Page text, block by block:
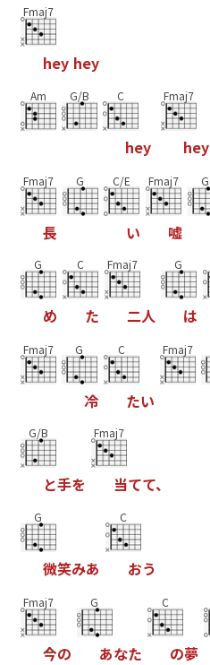
Fmaj7
hey hey
Am G/B C
hey
Fmaj7
hey
Fmaj7
長
G C/E
い
Fmaj7
嘘
G
G
め
C
た
Fmaj7
二人
G
は
Fmaj7 G
冷
C
たい
Fmaj7
G/B
と手を
Fmaj7
当てて、
G
微笑みあ
C
おう
Fmaj7
今の
G
あなた
C
の夢